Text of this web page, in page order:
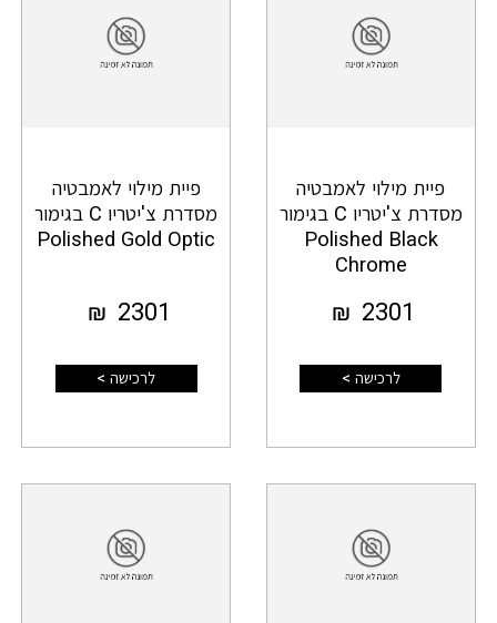
פיית מילוי לאמבטיה
מסדרת צ'יטריו C בגימור
Polished Black
Chrome
2301
₪
לרכישה >
פיית מילוי לאמבטיה
מסדרת צ'יטריו C בגימור
Polished Gold Optic
2301
₪
לרכישה >